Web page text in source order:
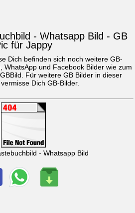
- Whatsapp Bild - GB
für Jappy
Dich befinden sich noch weitere GB-
WhatsApp und Facebook Bilder wie zum
. Für weitere GB Bilder in dieser
Dich GB-Bilder.
- Whatsapp Bild